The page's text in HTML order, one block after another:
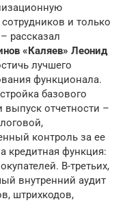
сотрудников и только
рассказал
«Каляев» Леонид
лучшего
функционала.
базового
выпуск отчетности –
контроль за ее
кредитная функция:
В-третьих,
внутренний аудит
штрихкодов,